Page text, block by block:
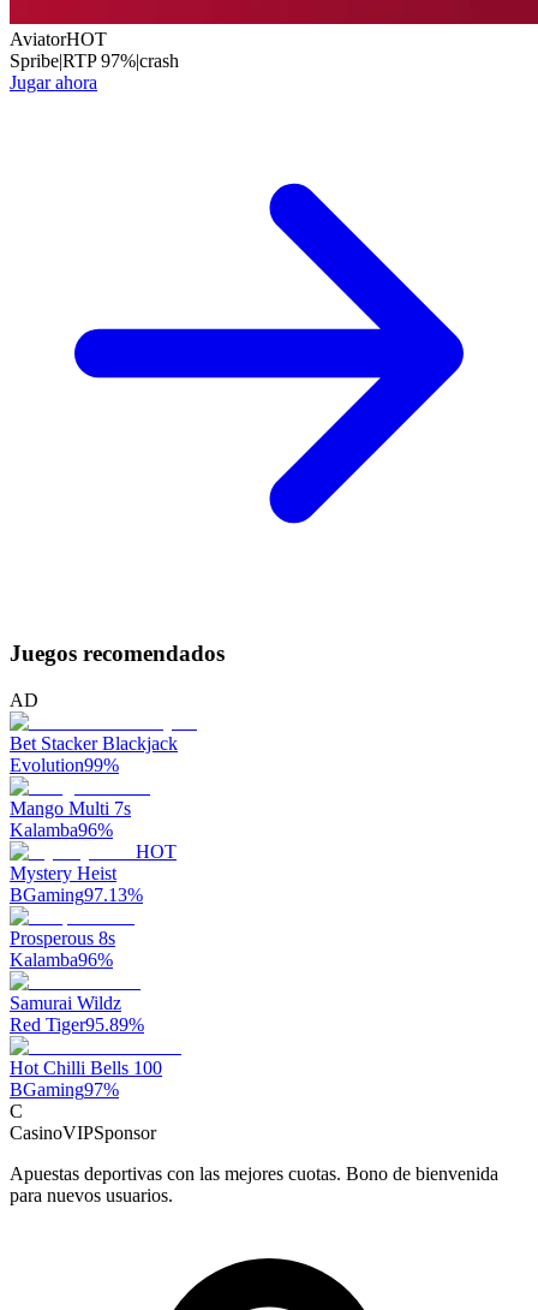
AviatorHOT
Spribe|RTP97%|crash
Jugar ahora
Juegos recomendados
AD
Bet Stacker Blackjack
Evolution99%
Mango Multi 7s
Kalamba96%
HOT
Mystery Heist
BGaming97.13%
Prosperous 8s
Kalamba96%
Samurai Wildz
Red Tiger95.89%
Hot Chilli Bells 100
BGaming97%
C
CasinoVIPSponsor
Apuestas deportivas con las mejores cuotas. Bono de bienvenida
para nuevos usuarios.